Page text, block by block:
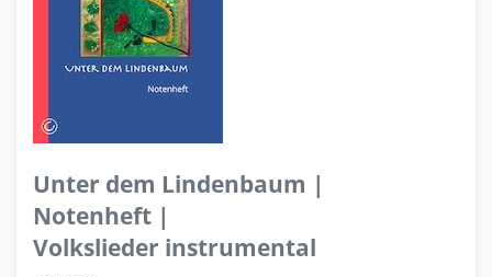
Unter dem Lindenbaum |
Notenheft |
Volkslieder instrumental